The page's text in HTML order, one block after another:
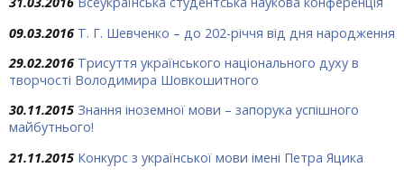
09.03.2016 Т. Г. Шевченко – до 202-річчя від дня народження
29.02.2016 Трисуття українського національного духу в
творчості Володимира Шовкошитного
30.11.2015 Знання іноземної мови – запорука успішного
майбутнього!
21.11.2015 Конкурс з української мови імені Петра Яцика